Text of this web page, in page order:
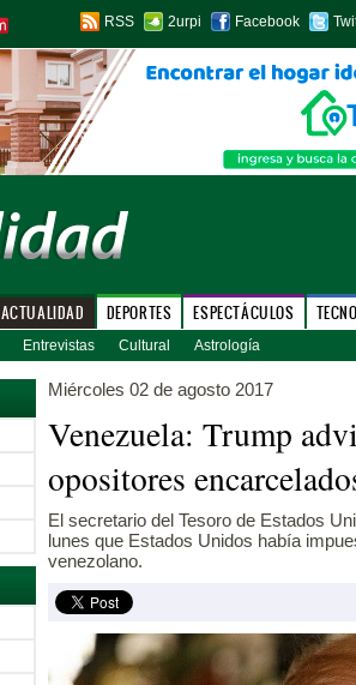
RSS 2urpi Facebook
ACTUALIDAD DEPORTES ESPECTÁCULOS
Entrevistas Cultural Astrología
Miércoles 02 de agosto 2017
Venezuela: Trump
opositores
El secretario del Tesoro de Estados
lunes que Estados Unidos había
venezolano.